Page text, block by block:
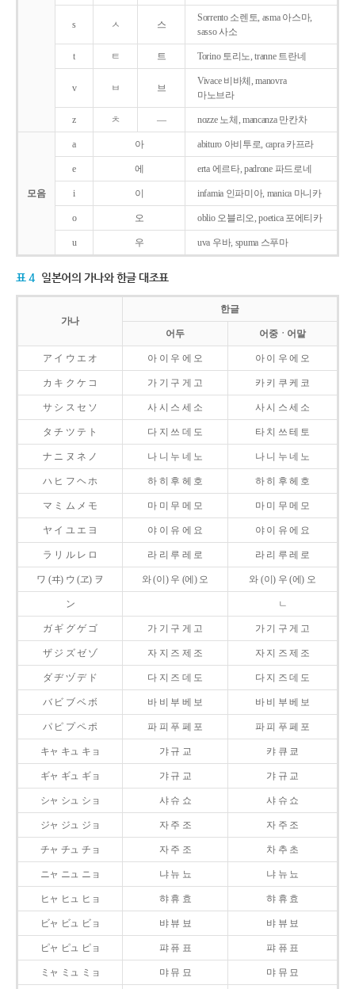
s ㅅ 스
Sorrento 소렌토, asma 아스마,
sasso 사소
t ㅌ 트 Torino 토리노, tranne 트란네
v ㅂ 브
Vivace 비바체, manovra
마노브라
z ㅊ ― nozze 노체, mancanza 만칸차
모음
a 아 abituro 아비투로, capra 카프라
e 에 erta 에르타, padrone 파드로네
i 이 infamia 인파미아, manica 마니카
o 오 oblio 오블리오, poetica 포에티카
u 우 uva 우바, spuma 스푸마
표 4 일본어의 가나와 한글 대조표
가나
한글
어두 어중ㆍ어말
ア イ ウ エ オ 아 이 우 에 오 아 이 우 에 오
カ キ ク ケ コ 가 기 구 게 고 카 키 쿠 케 코
サ シ ス セ ソ 사 시 스 세 소 사 시 스 세 소
タ チ ツ テ ト 다 지 쓰 데 도 타 치 쓰 테 토
ナ ニ ヌ ネ ノ 나 니 누 네 노 나 니 누 네 노
ハ ヒ フ ヘ ホ 하 히 후 헤 호 하 히 후 헤 호
マ ミ ム メ モ 마 미 무 메 모 마 미 무 메 모
ヤ イ ユ エ ヨ 야 이 유 에 요 야 이 유 에 요
ラ リ ル レ ロ 라 리 루 레 로 라 리 루 레 로
ワ (ヰ) ウ (ヱ) ヲ 와 (이) 우 (에) 오 와 (이) 우 (에) 오
ン ㄴ
ガ ギ グ ゲ ゴ 가 기 구 게 고 가 기 구 게 고
ザ ジ ズ ゼ ゾ 자 지 즈 제 조 자 지 즈 제 조
ダ ヂ ヅ デ ド 다 지 즈 데 도 다 지 즈 데 도
バ ビ ブ ベ ボ 바 비 부 베 보 바 비 부 베 보
パ ピ プ ペ ポ 파 피 푸 페 포 파 피 푸 페 포
キャ キュ キョ 갸 규 교 캬 큐 쿄
ギャ ギュ ギョ 갸 규 교 갸 규 교
シャ シュ ショ 샤 슈 쇼 샤 슈 쇼
ジャ ジュ ジョ 자 주 조 자 주 조
チャ チュ チョ 자 주 조 차 추 초
ニャ ニュ ニョ 냐 뉴 뇨 냐 뉴 뇨
ヒャ ヒュ ヒョ 햐 휴 효 햐 휴 효
ビャ ビュ ビョ 뱌 뷰 뵤 뱌 뷰 뵤
ピャ ピュ ピョ 퍄 퓨 표 퍄 퓨 표
ミャ ミュ ミョ 먀 뮤 묘 먀 뮤 묘